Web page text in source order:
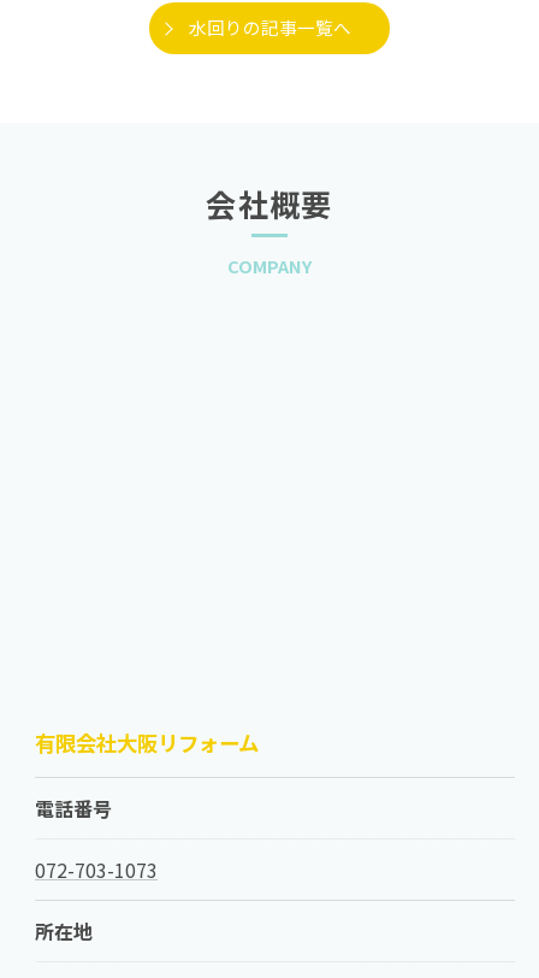
水回りの記事一覧へ
会社概要
COMPANY
有限会社大阪リフォーム
電話番号
072-703-1073
所在地